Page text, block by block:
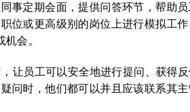
事定期会面，提供问答环节，帮助员
位或更高级别的岗位上进行模拟工作
会。
让员工可以安全地进行提问、获得反
问时，他们都可以并且应该联系其